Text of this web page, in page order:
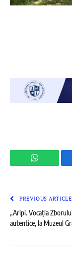
WhatsApp
PREVIOUS ARTICLE
„Aripi. Vocația
autentice, la Muzeul